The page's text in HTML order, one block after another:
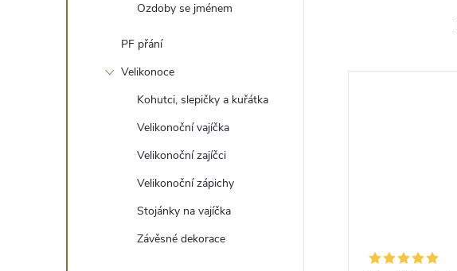
Ozdoby se jménem
PF přání
Velikonoce
Kohutci, slepičky a kuřátka
Velikonoční vajíčka
Velikonoční zajíčci
Velikonoční zápichy
Stojánky na vajíčka
Závěsné dekorace